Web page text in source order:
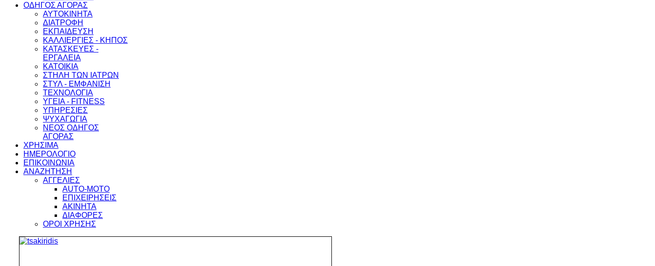
ΟΔΗΓΟΣ ΑΓΟΡΑΣ
ΑΥΤΟΚΙΝΗΤΑ
ΔΙΑΤΡΟΦΗ
ΕΚΠΑΙΔΕΥΣΗ
ΚΑΛΛΙΕΡΓΙΕΣ - ΚΗΠΟΣ
ΚΑΤΑΣΚΕΥΕΣ -
ΕΡΓΑΛΕΙΑ
ΚΑΤΟΙΚΙΑ
ΣΤΗΛΗ ΤΩΝ ΙΑΤΡΩΝ
ΣΤΥΛ - ΕΜΦΑΝΙΣΗ
ΤΕΧΝΟΛΟΓΙΑ
ΥΓΕΙΑ - FITNESS
ΥΠΗΡΕΣΙΕΣ
ΨΥΧΑΓΩΓΙΑ
ΝΕΟΣ ΟΔΗΓΟΣ
ΑΓΟΡΑΣ
ΧΡΗΣΙΜΑ
ΗΜΕΡΟΛΟΓΙΟ
ΕΠΙΚΟΙΝΩΝΙΑ
ΑΝΑΖΗΤΗΣΗ
ΑΓΓΕΛΙΕΣ
AUTO-MOTO
ΕΠΙΧΕΙΡΗΣΕΙΣ
ΑΚΙΝΗΤΑ
ΔΙΑΦΟΡΕΣ
ΟΡΟΙ ΧΡΗΣΗΣ